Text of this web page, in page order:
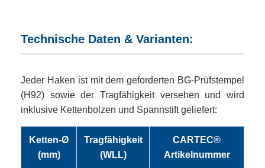
Technische Daten & Varianten:
Jeder Haken ist mit dem geforderten BG-Prüfstempel
(H92) sowie der Tragfähigkeit versehen und wird
inklusive Kettenbolzen und Spannstift geliefert:
Ketten-Ø
(mm)
Tragfähigkeit
(WLL)
CARTEC®
Artikelnummer